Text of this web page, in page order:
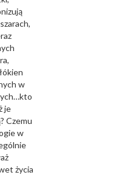
w
je
Czemu
w
życia